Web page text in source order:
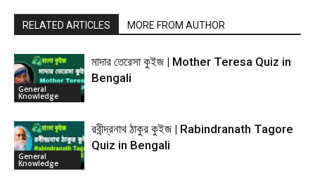
RELATED ARTICLES MORE FROM AUTHOR
General
Knowledge
মাদার তেরেসা কুইজ | Mother Teresa Quiz in
Bengali
General
Knowledge
রবীন্দ্রনাথ ঠাকুর কুইজ | Rabindranath Tagore
Quiz in Bengali